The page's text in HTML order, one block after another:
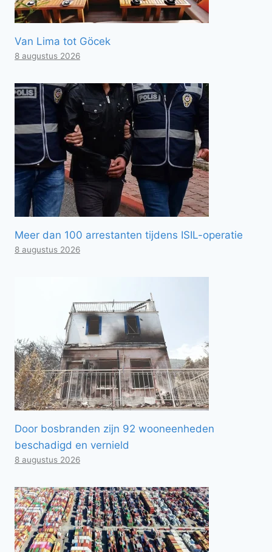
Van Lima tot Göcek
8 augustus 2026
Meer dan 100 arrestanten tijdens ISIL-operatie
8 augustus 2026
Door bosbranden zijn 92 wooneenheden
beschadigd en vernield
8 augustus 2026